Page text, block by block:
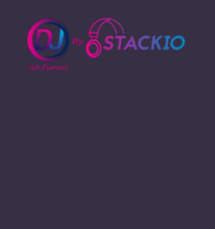
contenu